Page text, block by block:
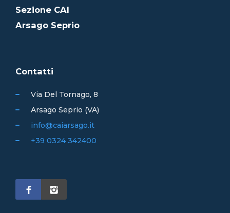
Sezione CAI
Arsago Seprio
Contatti
Via Del Tornago, 8
Arsago Seprio (VA)
info@caiarsago.it
+39 0324 342400